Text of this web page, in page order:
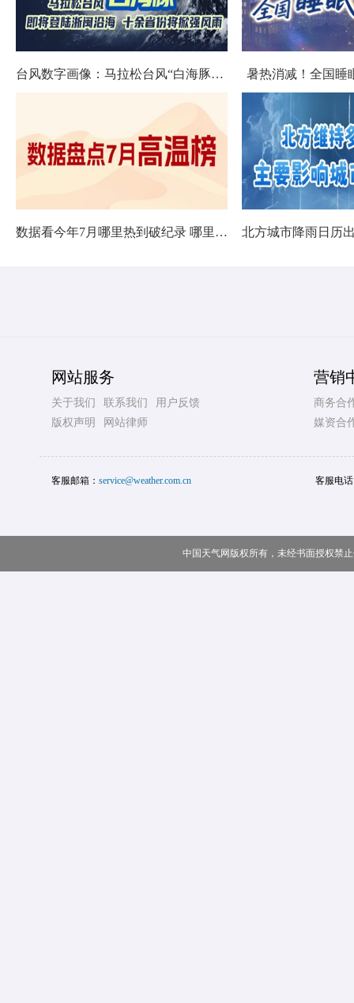
台风数字画像：马拉松台风“白海豚”将影响十余省份 暑热消减！全国睡
数据看今年7月哪里热到破纪录 哪里暑热连轴转
网站服务
关于我们 联系我们
用户反馈
版权声明
网站律师
营销
商务合
媒资合
客服邮箱： service@weather.com.cn 客服电
中国天气网版权所有，未经书面授权